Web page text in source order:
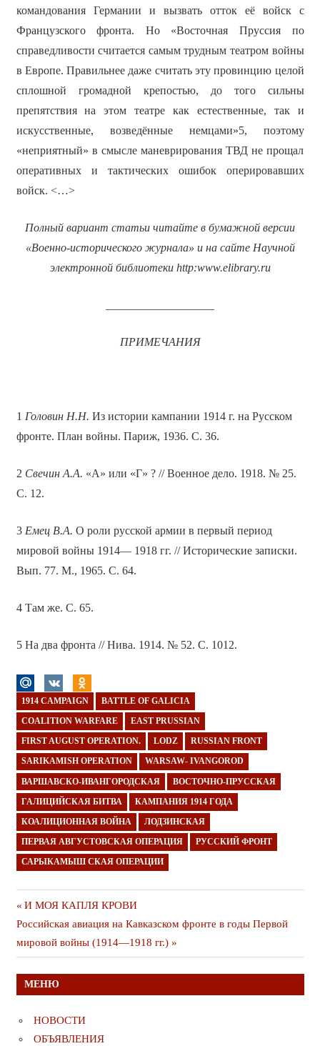
командования Германии и вызвать отток её войск с
Французского фронта. Но «Восточная Пруссия по
справедливости считается самым трудным театром войны
в Европе. Правильнее даже считать эту провинцию целой
сплошной громадной крепостью, до того сильны
препятствия на этом театре как естественные, так и
искусственные, возведённые немцами»5, поэтому
«неприятный» в смысле маневрирования ТВД не прощал
оперативных и тактических ошибок оперировавших
войск. <…>
Полный вариант статьи читайте в бумажной версии
«Военно-исторического журнала» и на сайте Научной
электронной библиотеки http:www.elibrary.ru
ПРИМЕЧАНИЯ
1 Головин Н.Н. Из истории кампании 1914 г. на Русском
фронте. План войны. Париж, 1936. С. 36.
2 Свечин А.А. «А» или «Г» ? // Военное дело. 1918. № 25.
С. 12.
3 Емец В.А. О роли русской армии в первый период
мировой войны 1914— 1918 гг. // Исторические записки.
Вып. 77. М., 1965. С. 64.
4 Там же. С. 65.
5 На два фронта // Нива. 1914. № 52. С. 1012.
1914 CAMPAIGN BATTLE OF GALICIA
COALITION WARFARE EAST PRUSSIAN
FIRST AUGUST OPERATION. LODZ RUSSIAN FRONT
SARIKAMISH OPERATION WARSAW- IVANGOROD
ВАРШАВСКО-ИВАНГОРОДСКАЯ ВОСТОЧНО-ПРУССКАЯ
ГАЛИЦИЙСКАЯ БИТВА КАМПАНИЯ 1914 ГОДА
КОАЛИЦИОННАЯ ВОЙНА ЛОДЗИНСКАЯ
ПЕРВАЯ АВГУСТОВСКАЯ ОПЕРАЦИЯ РУССКИЙ ФРОНТ
САРЫКАМЫШ СКАЯ ОПЕРАЦИИ
Навигация
по
записям
Предыдущая
публикация
И МОЯ КАПЛЯ КРОВИ
Следующая
публикация
Российская авиация на Кавказском фронте в годы Первой
мировой войны (1914—1918 гг.)
МЕНЮ
НОВОСТИ
ОБЪЯВЛЕНИЯ